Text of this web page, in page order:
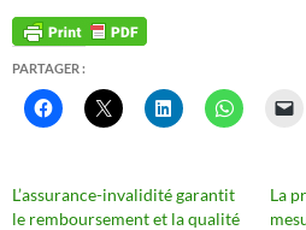
PARTAGER :
L’assurance-invalidité garantit
le remboursement et la qualité
La